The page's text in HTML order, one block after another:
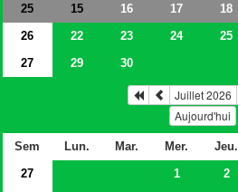
25
15 16 17 18
26
22 23 24 25
27
29 30
Juillet 2026
Aujourd'hui
Sem Lun. Mar. Mer. Jeu.
27
1 2